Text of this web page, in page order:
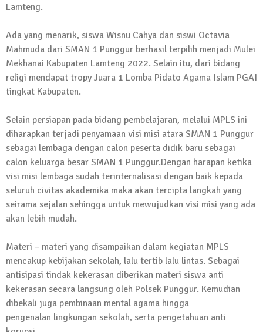
Lamteng.
Ada yang menarik, siswa Wisnu Cahya dan siswi Octavia
Mahmuda dari SMAN 1 Punggur berhasil terpilih menjadi Mulei
Mekhanai Kabupaten Lamteng 2022. Selain itu, dari bidang
religi mendapat tropy Juara 1 Lomba Pidato Agama Islam PGAI
tingkat Kabupaten.
Selain persiapan pada bidang pembelajaran, melalui MPLS ini
diharapkan terjadi penyamaan visi misi atara SMAN 1 Punggur
sebagai lembaga dengan calon peserta didik baru sebagai
calon keluarga besar SMAN 1 Punggur.Dengan harapan ketika
visi misi lembaga sudah terinternalisasi dengan baik kepada
seluruh civitas akademika maka akan tercipta langkah yang
seirama sejalan sehingga untuk mewujudkan visi misi yang ada
akan lebih mudah.
Materi – materi yang disampaikan dalam kegiatan MPLS
mencakup kebijakan sekolah, lalu tertib lalu lintas. Sebagai
antisipasi tindak kekerasan diberikan materi siswa anti
kekerasan secara langsung oleh Polsek Punggur. Kemudian
dibekali juga pembinaan mental agama hingga
pengenalan lingkungan sekolah, serta pengetahuan anti